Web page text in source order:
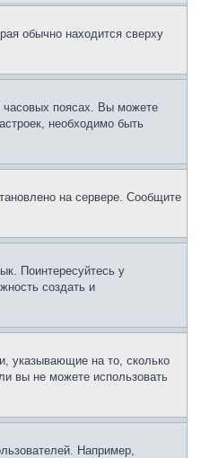
обычно находится сверху
часовых поясах. Вы можете
необходимо быть
на сервере. Сообщите
Поинтересуйтесь у
создать и
указывающие на то, сколько
вы не можете использовать
Например,